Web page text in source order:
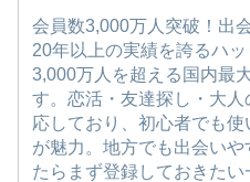
会員数3,000万人突破！出
20年以上の実績を誇るハ
3,000万人を超える国内最
す。恋活・友達探し・大
応しており、初心者でも
が魅力。地方でも出会い
たらまず登録しておきたい